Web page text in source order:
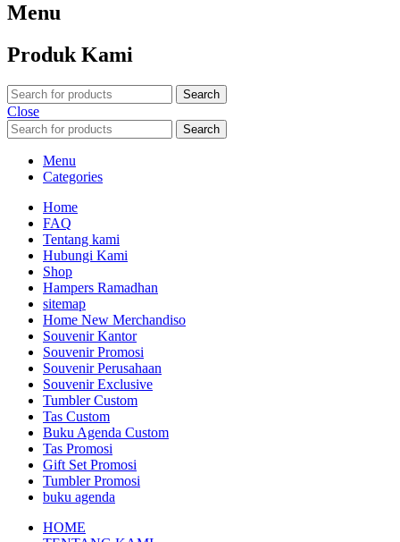
Menu
Produk Kami
Search
Close
Search
Menu
Categories
Home
FAQ
Tentang kami
Hubungi Kami
Shop
Hampers Ramadhan
sitemap
Home New Merchandiso
Souvenir Kantor
Souvenir Promosi
Souvenir Perusahaan
Souvenir Exclusive
Tumbler Custom
Tas Custom
Buku Agenda Custom
Tas Promosi
Gift Set Promosi
Tumbler Promosi
buku agenda
HOME